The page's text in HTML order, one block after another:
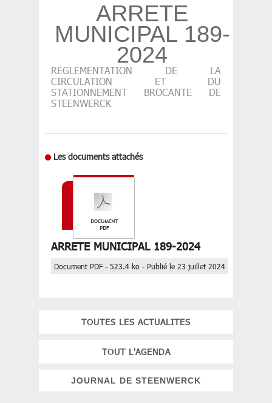
ARRETE
MUNICIPAL 189-
2024
REGLEMENTATION DE LA
CIRCULATION ET DU
STATIONNEMENT BROCANTE DE
STEENWERCK
Les documents attachés
ARRETE MUNICIPAL 189-2024
Document PDF - 523.4 ko - Publié le 23 juillet 2024
TOUTES LES ACTUALITES
TOUT L'AGENDA
JOURNAL DE STEENWERCK